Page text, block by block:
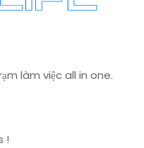
làm việc all in one.
!